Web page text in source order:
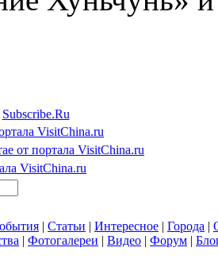
Subscribe.Ru
VisitChina.ru
от портала VisitChina.ru
VisitChina.ru
| Статьи | Интересное | Города |
| Фотогалереи | Видео | Форум |